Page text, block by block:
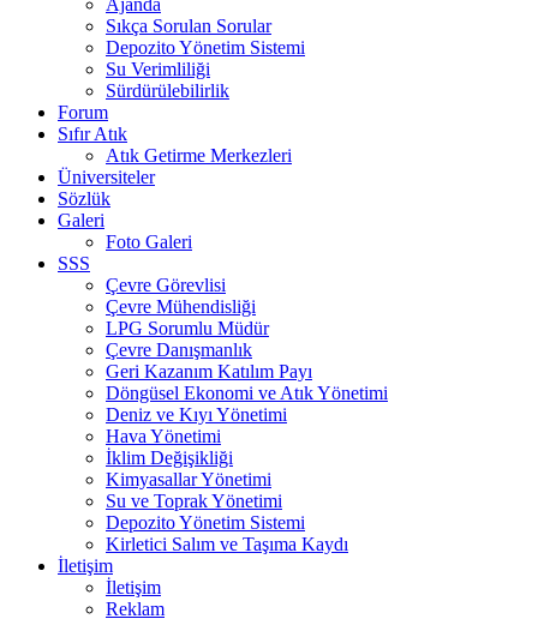
Ajanda
Sıkça Sorulan Sorular
Depozito Yönetim Sistemi
Su Verimliliği
Sürdürülebilirlik
Forum
Sıfır Atık
Atık Getirme Merkezleri
Üniversiteler
Sözlük
Galeri
Foto Galeri
SSS
Çevre Görevlisi
Çevre Mühendisliği
LPG Sorumlu Müdür
Çevre Danışmanlık
Geri Kazanım Katılım Payı
Döngüsel Ekonomi ve Atık Yönetimi
Deniz ve Kıyı Yönetimi
Hava Yönetimi
İklim Değişikliği
Kimyasallar Yönetimi
Su ve Toprak Yönetimi
Depozito Yönetim Sistemi
Kirletici Salım ve Taşıma Kaydı
İletişim
İletişim
Reklam